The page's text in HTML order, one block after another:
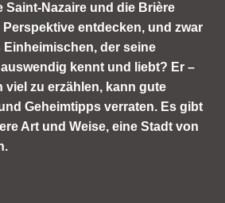
Saint-Nazaire und die Brière
entdecken, und zwar
der seine
kennt und liebt? Er –
viel zu erzählen, kann gute
Geheimtipps verraten. Es gibt
Art und Weise, eine Stadt von